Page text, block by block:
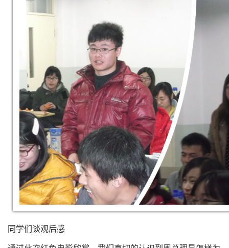
同学们谈观后感